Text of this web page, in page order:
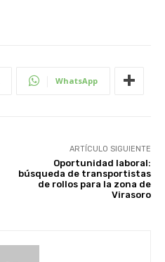
WhatsApp
ARTÍCULO SIGUIENTE
Oportunidad laboral:
búsqueda de transportistas
de rollos para la zona de
Virasoro